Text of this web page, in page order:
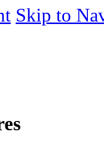
Skip to